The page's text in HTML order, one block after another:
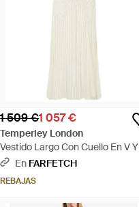
1 509 €1 057 €
Temperley London
Vestido Largo Con Cuello En V Y
Detalle De Cuentas - Blanco
En FARFETCH
REBAJAS